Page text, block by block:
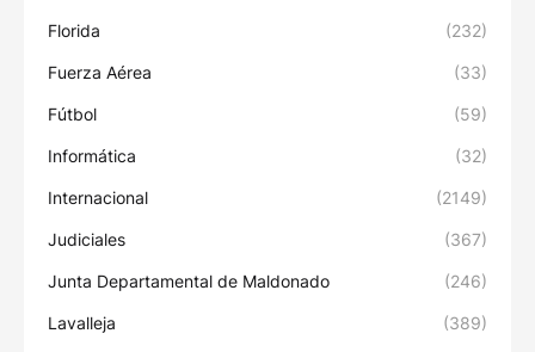
Florida (232)
Fuerza Aérea (33)
Fútbol (59)
Informática (32)
Internacional (2149)
Judiciales (367)
Junta Departamental de Maldonado (246)
Lavalleja (389)